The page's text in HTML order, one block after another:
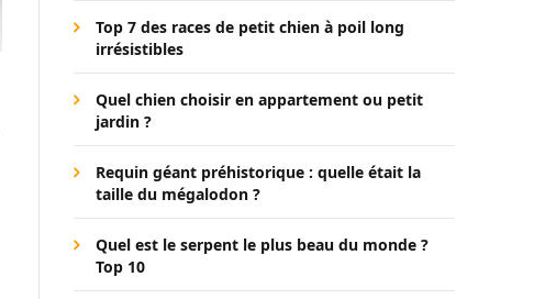
Top 7 des races de petit chien à poil long
irrésistibles
Quel chien choisir en appartement ou petit
jardin ?
Requin géant préhistorique : quelle était la
taille du mégalodon ?
Quel est le serpent le plus beau du monde ?
Top 10